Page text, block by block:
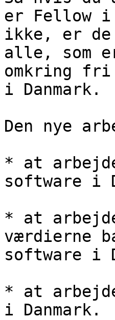
er Fellow i
ikke, er
alle, som
omkring fri
i Danmark.
Den nye
* at
software i
* at
værdierne
software i
* at
i Danmark.